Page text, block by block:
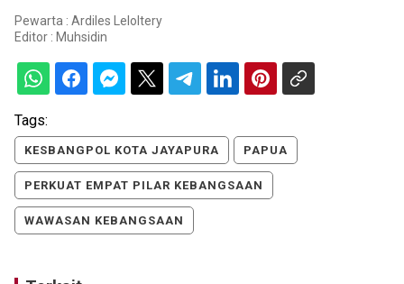
Pewarta : Ardiles Leloltery
Editor : Muhsidin
Tags:
KESBANGPOL KOTA JAYAPURA PAPUA
PERKUAT EMPAT PILAR KEBANGSAAN
WAWASAN KEBANGSAAN